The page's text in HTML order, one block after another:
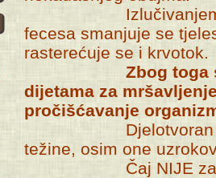
Izlučivanjem vode
fecesa smanjuje se
rasterećuje se i krvotok.
Zbog toga
dijetama za
pročišćavanje
Djelotvoran je kod
težine, osim one
Čaj NIJE za